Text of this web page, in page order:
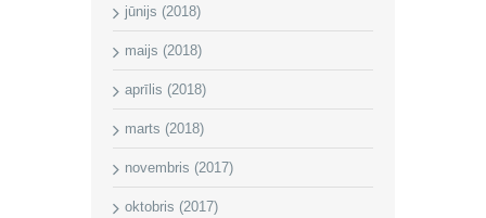
jūnijs (2018)
maijs (2018)
aprīlis (2018)
marts (2018)
novembris (2017)
oktobris (2017)